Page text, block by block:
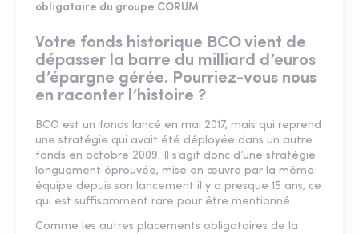
obligataire du groupe CORUM
Votre fonds historique BCO vient de
dépasser la barre du milliard d’euros
d’épargne gérée. Pourriez-vous nous
en raconter l’histoire ?
BCO est un fonds lancé en mai 2017, mais qui reprend
une stratégie qui avait été déployée dans un autre
fonds en octobre 2009. Il s’agit donc d’une stratégie
longuement éprouvée, mise en œuvre par la même
équipe depuis son lancement il y a presque 15 ans, ce
qui est suffisamment rare pour être mentionné.
Comme les autres placements obligataires de la